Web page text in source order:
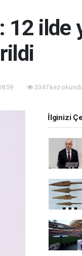
12 ilde
3347 kez
İlginizi